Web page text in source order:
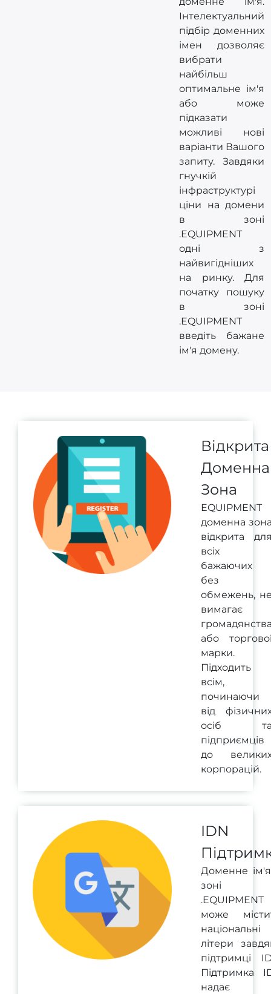
Інтелектуальний
підбір доменних
імен дозволяє
вибрати
найбільш
оптимальне ім'я
або може
підказати
можливі нові
варіанти Вашого
запиту. Завдяки
гнучкій
інфраструктурі
ціни на домени
в зоні
.EQUIPMENT
одні з
найвигідніших
на ринку. Для
початку пошуку
в зоні
.EQUIPMENT
введіть бажане
ім'я домену.
Відкрита
Доменна
Зона
EQUIPMENT
доменна
відкрита
всіх
бажаючих
без
обмежень,
вимагає
або
марки.
Підходить
всім,
починаючи
від
осіб
підприємців
до
корпорацій.
IDN
Доменне
зоні
.EQUIPMENT
може
національні
літери
підтримці
Підтримка
надає